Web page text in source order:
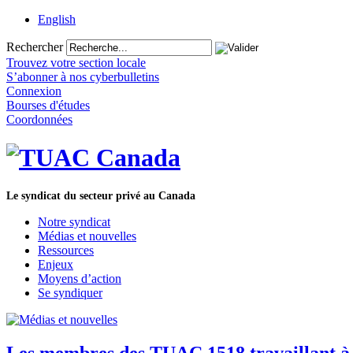
English
Rechercher
Trouvez votre section locale
S’abonner à nos cyberbulletins
Connexion
Bourses d'études
Coordonnées
Le syndicat du secteur privé au Canada
Notre syndicat
Médias et nouvelles
Ressources
Enjeux
Moyens d’action
Se syndiquer